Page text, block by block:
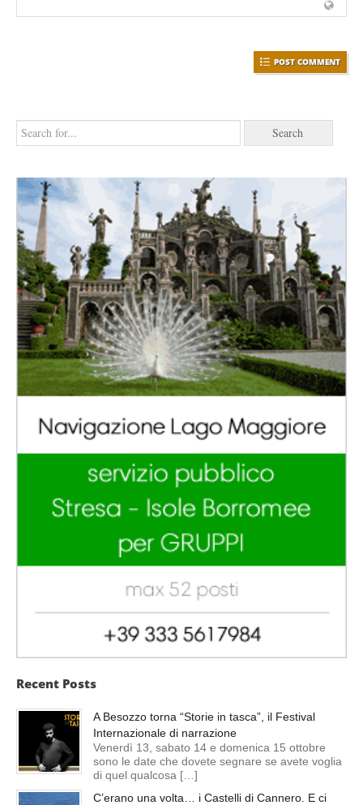
Recent Posts
A Besozzo torna “Storie in tasca”, il Festival
Internazionale di narrazione
Venerdì 13, sabato 14 e domenica 15 ottobre
sono le date che dovete segnare se avete voglia
di quel qualcosa […]
C’erano una volta… i Castelli di Cannero. E ci